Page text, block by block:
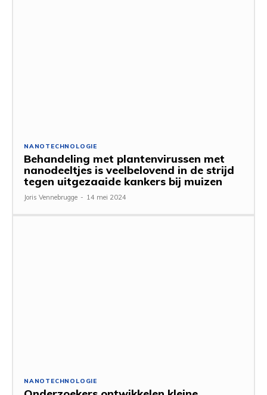
NANOTECHNOLOGIE
Behandeling met plantenvirussen met
nanodeeltjes is veelbelovend in de strijd
tegen uitgezaaide kankers bij muizen
Joris Vennebrugge - 14 mei 2024
NANOTECHNOLOGIE